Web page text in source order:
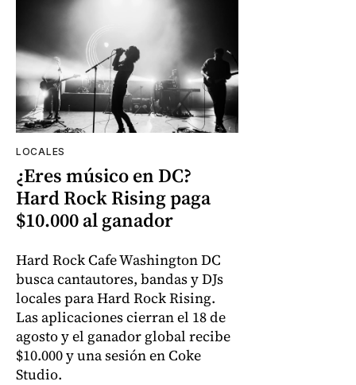
LOCALES
¿Eres músico en DC?
Hard Rock Rising paga
$10.000 al ganador
Hard Rock Cafe Washington DC
busca cantautores, bandas y DJs
locales para Hard Rock Rising.
Las aplicaciones cierran el 18 de
agosto y el ganador global recibe
$10.000 y una sesión en Coke
Studio.